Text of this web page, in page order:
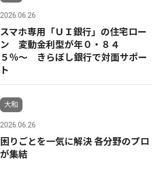
2026.06.26
スマホ専用「ＵＩ銀行」の住宅ロー
ン 変動金利型が年０・８４
５％〜 きらぼし銀行で対面サポー
ト
大和
2026.06.26
困りごとを一気に解決 各分野のプロ
が集結